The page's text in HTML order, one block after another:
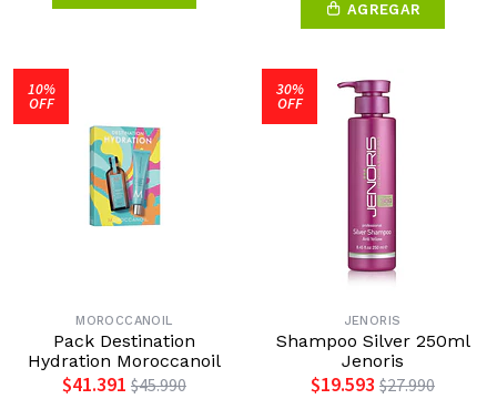
AGREGAR
10%
OFF
MOROCCANOIL
Pack Destination
Hydration Moroccanoil
$41.391 $45.990
30%
OFF
JENORIS
Shampoo Silver 250ml
Jenoris
$19.593 $27.990